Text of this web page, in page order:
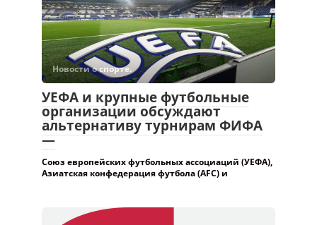
Новости о спорте.
УЕФА и крупные футбольные
организации обсуждают
альтернативу турнирам ФИФА
—
Союз европейских футбольных ассоциаций (УЕФА),
Азиатская конфедерация футбола (AFC) и